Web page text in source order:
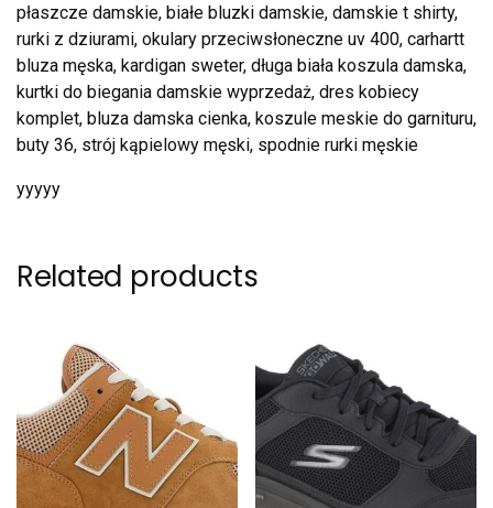
płaszcze damskie, białe bluzki damskie, damskie t shirty,
rurki z dziurami, okulary przeciwsłoneczne uv 400, carhartt
bluza męska, kardigan sweter, długa biała koszula damska,
kurtki do biegania damskie wyprzedaż, dres kobiecy
komplet, bluza damska cienka, koszule meskie do garnituru,
buty 36, strój kąpielowy męski, spodnie rurki męskie
yyyyy
Related products